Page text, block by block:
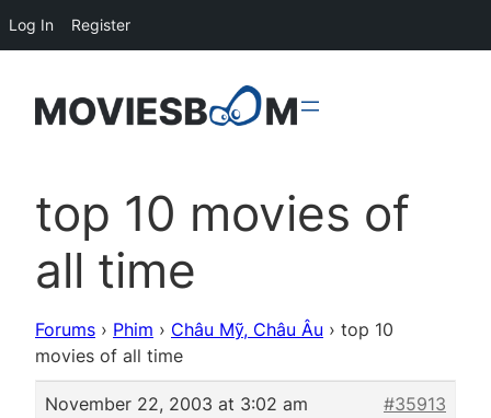
top 10 movies of
all time
Forums › Phim › Châu Mỹ, Châu Âu › top 10
movies of all time
November 22, 2003 at 3:02 am #35913
Log In Register